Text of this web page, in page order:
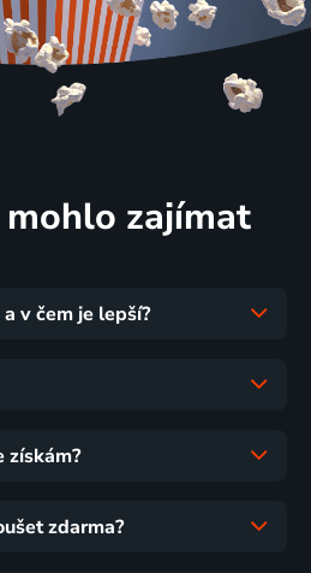
mohlo zajímat
v čem je lepší?
získám?
zdarma?